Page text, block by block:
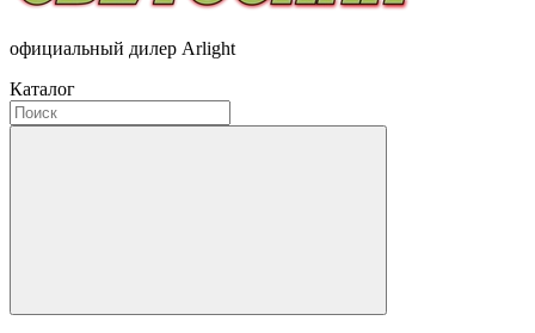
официальный дилер Arlight
Каталог